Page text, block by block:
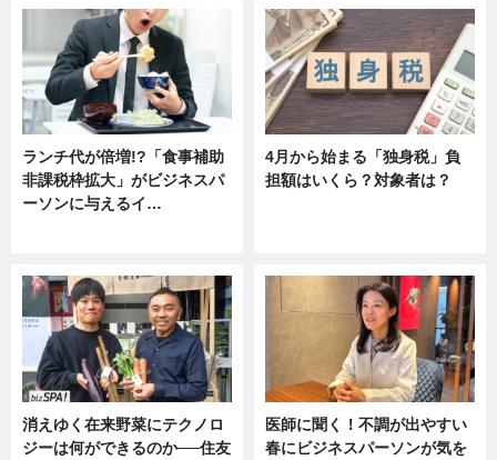
ランチ代が倍増!?「食事補助
非課税枠拡大」がビジネスパ
ーソンに与えるイ…
4月から始まる「独身税」負
担額はいくら？対象者は？
消えゆく在来野菜にテクノロ
ジーは何ができるのか──住友
医師に聞く！不調が出やすい
春にビジネスパーソンが気を